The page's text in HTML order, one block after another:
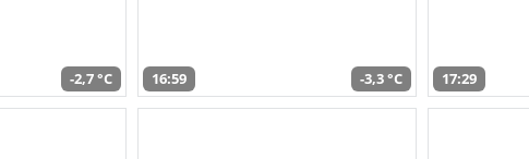
-2,7 °C 16:59 -3,3 °C 17:29